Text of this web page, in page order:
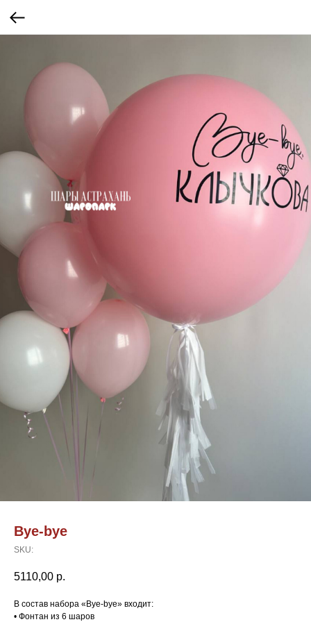
Bye-bye
SKU:
5110,00 р.
В состав набора «Bye-bye» входит:
• Фонтан из 6 шаров